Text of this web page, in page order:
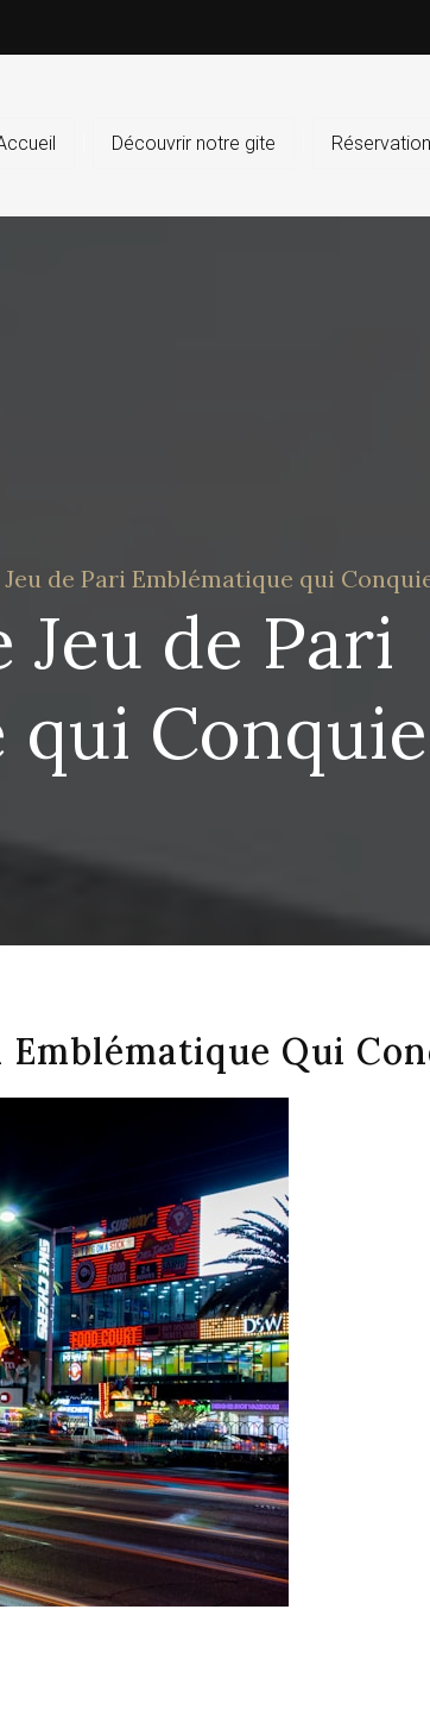
Découvrir notre gite
Jeu de Pari
Jeu de Pari Emblématique qui
Emblématique Qui